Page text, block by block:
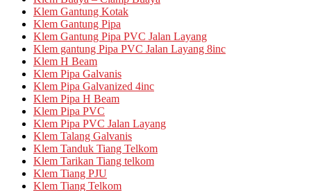
Klem Gantung Kotak
Klem Gantung Pipa
Klem Gantung Pipa PVC Jalan Layang
Klem gantung Pipa PVC Jalan Layang 8inc
Klem H Beam
Klem Pipa Galvanis
Klem Pipa Galvanized 4inc
Klem Pipa H Beam
Klem Pipa PVC
Klem Pipa PVC Jalan Layang
Klem Talang Galvanis
Klem Tanduk Tiang Telkom
Klem Tarikan Tiang telkom
Klem Tiang PJU
Klem Tiang Telkom